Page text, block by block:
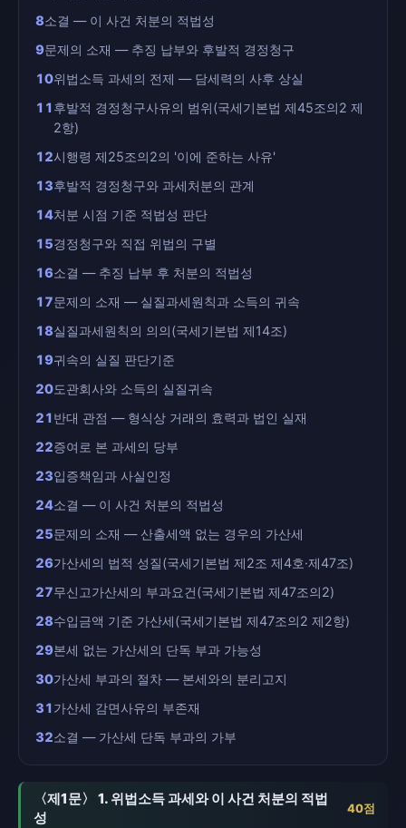
8소결 — 이 사건 처분의 적법성
9문제의 소재 — 추징 납부와 후발적 경정청구
10위법소득 과세의 전제 — 담세력의 사후 상실
11후발적 경정청구사유의 범위(국세기본법 제45조의2 제
2항)
12시행령 제25조의2의 '이에 준하는 사유'
13후발적 경정청구와 과세처분의 관계
14처분 시점 기준 적법성 판단
15경정청구와 직접 위법의 구별
16소결 — 추징 납부 후 처분의 적법성
17문제의 소재 — 실질과세원칙과 소득의 귀속
18실질과세원칙의 의의(국세기본법 제14조)
19귀속의 실질 판단기준
20도관회사와 소득의 실질귀속
21반대 관점 — 형식상 거래의 효력과 법인 실재
22증여로 본 과세의 당부
23입증책임과 사실인정
24소결 — 이 사건 처분의 적법성
25문제의 소재 — 산출세액 없는 경우의 가산세
26가산세의 법적 성질(국세기본법 제2조 제4호·제47조)
27무신고가산세의 부과요건(국세기본법 제47조의2)
28수입금액 기준 가산세(국세기본법 제47조의2 제2항)
29본세 없는 가산세의 단독 부과 가능성
30가산세 부과의 절차 — 본세와의 분리고지
31가산세 감면사유의 부존재
32소결 — 가산세 단독 부과의 가부
〈제1문〉 1. 위법소득 과세와 이 사건 처분의 적법
성
40점